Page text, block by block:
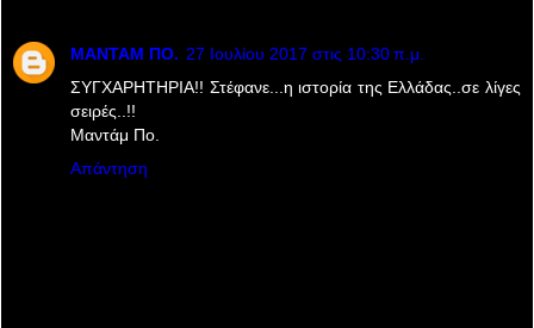
ΜΑΝΤΑΜ ΠΟ. 27 Ιουλίου 2017 στις 10:30 π.μ.
ΣΥΓΧΑΡΗΤΗΡΙΑ!! Στέφανε...η ιστορία της Ελλάδας..σε λίγες
σειρές..!!
Μαντάμ Πο.
Απάντηση